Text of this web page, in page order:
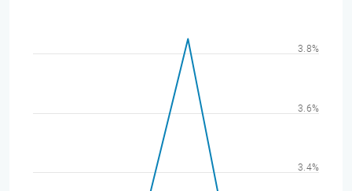
3.4%
3.6%
3.8%